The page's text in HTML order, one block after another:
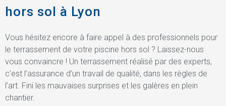
hors sol à Lyon
Vous hésitez encore à faire appel à des professionnels pour
le terrassement de votre piscine hors sol ? Laissez-nous
vous convaincre ! Un terrassement réalisé par des experts,
c’est l’assurance d’un travail de qualité, dans les règles de
l’art. Fini les mauvaises surprises et les galères en plein
chantier.